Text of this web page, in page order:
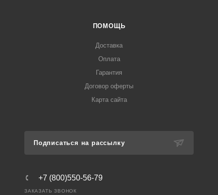
ПОМОЩЬ
Доставка
Оплата
Гарантия
Договор оферты
Карта сайта
Подписаться на рассылку
+7 (800)550-56-79
ЗАКАЗАТЬ ЗВОНОК